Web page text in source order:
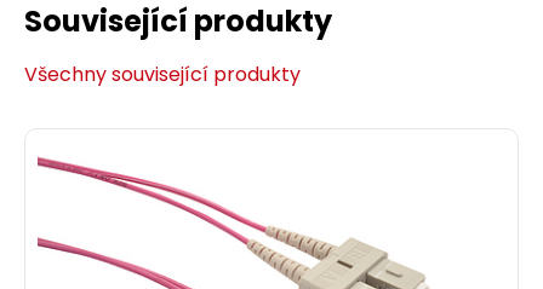
Související produkty
Všechny související produkty